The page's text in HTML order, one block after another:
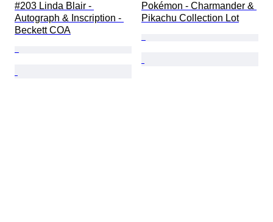
#203 Linda Blair -
Autograph & Inscription -
Beckett COA
Pokémon - Charmander &
Pikachu Collection Lot